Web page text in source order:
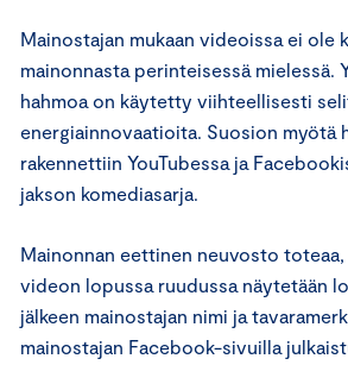
Mainostajan mukaan videoissa ei ole
mainonnasta perinteisessä mielessä.
hahmoa on käytetty viihteellisesti
energiainnovaatioita. Suosion myötä
rakennettiin YouTubessa ja
jakson komediasarja.
Mainonnan eettinen neuvosto
videon lopussa ruudussa näytetään
jälkeen mainostajan nimi ja
mainostajan Facebook-sivuilla